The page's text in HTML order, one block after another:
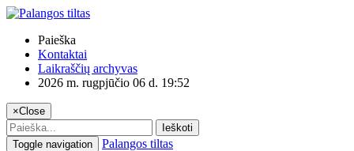
Paieška
Kontaktai
Laikraščių archyvas
2026 m. rugpjūčio 06 d. 19:52
×Close
Ieškoti
Toggle navigation
Palangos tiltas